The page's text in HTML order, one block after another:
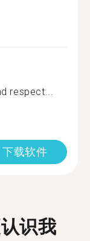
respect...
下载软件
识我